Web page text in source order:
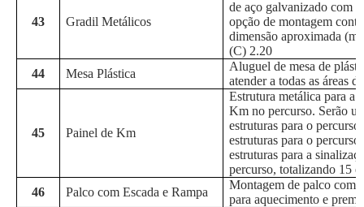
43 Gradil Metálicos
de aço galvanizado com
opção de montagem
dimensão aproximada
(C) 2.20
44
Mesa Plástica
Aluguel de mesa de
atender a todas as áreas
45 Painel de Km
Estrutura metálica para a
Km no percurso. Serão
estruturas para o
estruturas para o
estruturas para a
percurso, totalizando 15
46
Palco com Escada e Rampa
Montagem de palco com
para aquecimento e